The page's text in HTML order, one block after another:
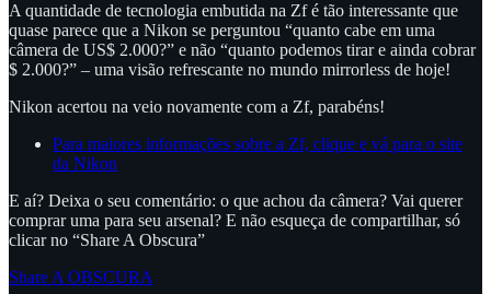
A quantidade de tecnologia embutida na Zf é tão interessante que
quase parece que a Nikon se perguntou “quanto cabe em uma
câmera de US$ 2.000?” e não “quanto podemos tirar e ainda cobrar
$ 2.000?” – uma visão refrescante no mundo mirrorless de hoje!
Nikon acertou na veio novamente com a Zf, parabéns!
Para maiores informações sobre a Zf, clique e vá para o site
da Nikon
E aí? Deixa o seu comentário: o que achou da câmera? Vai querer
comprar uma para seu arsenal? E não esqueça de compartilhar, só
clicar no “Share A Obscura”
Share A OBSCURA